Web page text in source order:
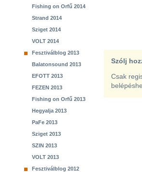
Fishing on Orfű 2014
Strand 2014
Sziget 2014
VOLT 2014
Fesztiválblog 2013
Balatonsound 2013
EFOTT 2013
FEZEN 2013
Fishing on Orfű 2013
Hegyalja 2013
PaFe 2013
Sziget 2013
SZIN 2013
VOLT 2013
Fesztiválblog 2012
Szólj
Csak